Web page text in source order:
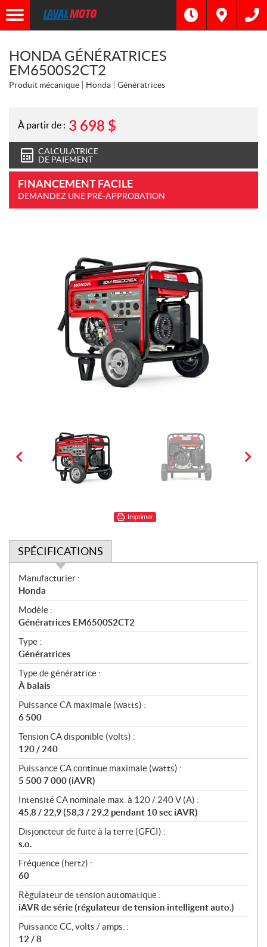
HONDA GÉNÉRATRICES
EM6500S2CT2
Produit mécanique Honda Génératrices
À partir de : 3 698 $
CALCULATRICE
DE PAIEMENT
FINANCEMENT FACILE
DEMANDEZ UNE PRÉ-APPROBATION
Imprimer
SPÉCIFICATIONS
S
p
é
c
i
f
i
c
a
t
i
o
n
s
Manufacturier :
Honda
Modèle :
Génératrices EM6500S2CT2
Type :
Génératrices
Type de génératrice :
À balais
Puissance CA maximale (watts) :
6 500
Tension CA disponible (volts) :
120 / 240
Puissance CA continue maximale (watts) :
5 500 7 000 (iAVR)
Intensité CA nominale max. à 120 / 240 V (A) :
45,8 / 22,9 (58,3 / 29,2 pendant 10 sec iAVR)
Disjoncteur de fuite à la terre (GFCI) :
s.o.
Fréquence (hertz) :
60
Règulateur de tension automatique :
iAVR de série (régulateur de tension intelligent auto.)
Puissance CC, volts / amps. :
12 / 8